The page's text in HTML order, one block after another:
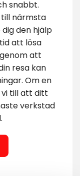
snabbt.
närmsta
den hjälp
att lösa
att
resa kan
Om en
vi till att ditt
verkstad